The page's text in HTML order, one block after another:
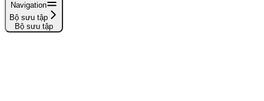
Navigation
Bộ sưu tập
Bộ sưu tập